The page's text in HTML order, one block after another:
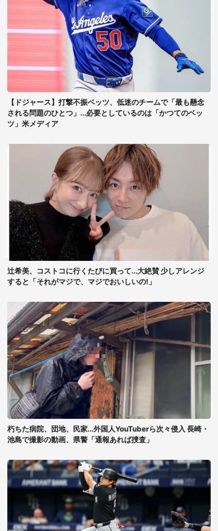
【ドジャース】打撃不振ベッツ、低迷のチームで「最も懸念
される問題のひとつ」...必要としているのは「かつてのベッ
ツ」米メディア
辻希美、コストコに行くたびに買って...大絶賛 少しアレンジ
すると「それがマジで、マジでおいしいの!」
朽ちた病院、団地、民家...外国人YouTuberら次々侵入 長崎・
池島で撮影の動画、県警「通報あれば捜査」